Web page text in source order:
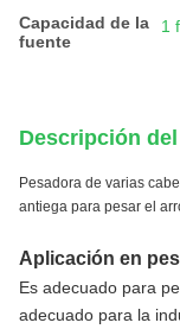
Capacidad de la
fuente
1
Descripción
Pesadora de varias
antiega para pesar el
Aplicación en
Es adecuado para
adecuado para la